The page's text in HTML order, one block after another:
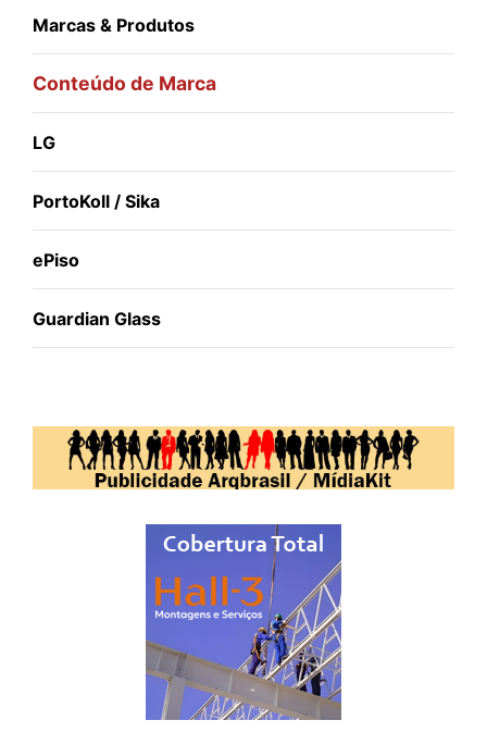
Marcas & Produtos
Conteúdo de Marca
LG
PortoKoll / Sika
ePiso
Guardian Glass